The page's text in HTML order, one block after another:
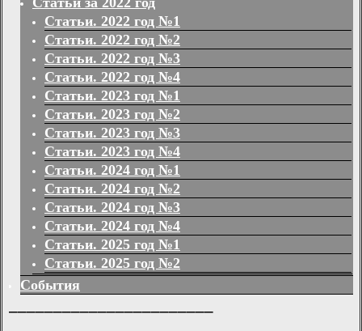
Статьи. 2022 год №1
Статьи. 2022 год №2
Статьи. 2022 год №3
Статьи. 2022 год №4
Статьи. 2023 год №1
Статьи. 2023 год №2
Статьи. 2023 год №3
Статьи. 2023 год №4
Статьи. 2024 год №1
Статьи. 2024 год №2
Статьи. 2024 год №3
Статьи. 2024 год №4
Статьи. 2025 год №1
Статьи. 2025 год №2
События